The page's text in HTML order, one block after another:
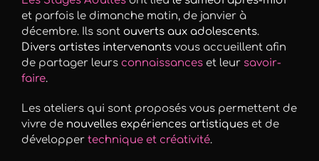
et parfois le dimanche matin, de janvier à
décembre. Ils sont ouverts aux adolescents.
Divers artistes intervenants vous accueillent afin
de partager leurs connaissances et leur savoir-
faire.
Les ateliers qui sont proposés vous permettent de
vivre de nouvelles expériences artistiques et de
développer technique et créativité.